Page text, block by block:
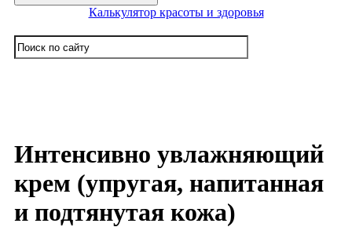
Калькулятор красоты и здоровья
Интенсивно увлажняющий
крем (упругая, напитанная
и подтянутая кожа)